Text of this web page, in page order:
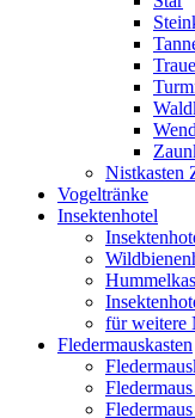
Nistkasten
Vogeltränke
Insektenhotel
für weitere
Fledermauskasten